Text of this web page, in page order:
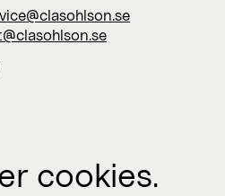
cookies.